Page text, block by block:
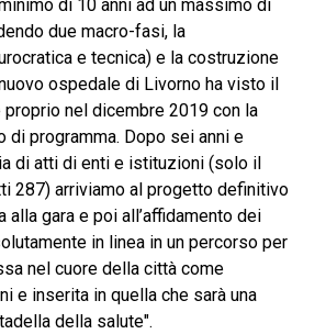
di 10 anni ad un massimo di
due macro-fasi, la
e tecnica) e la costruzione
ospedale di Livorno ha visto il
nel dicembre 2019 con la
di programma. Dopo sei anni e
di atti di enti e istituzioni (solo il
287) arriviamo al progetto definitivo
alla gara e poi all’affidamento dei
in linea in un percorso per
nel cuore della città come
e inserita in quella che sarà una
della salute".